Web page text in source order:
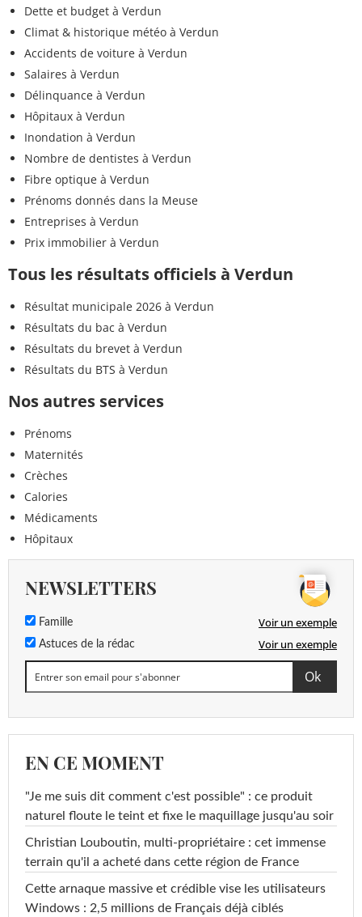
Dette et budget à Verdun
Climat & historique météo à Verdun
Accidents de voiture à Verdun
Salaires à Verdun
Délinquance à Verdun
Hôpitaux à Verdun
Inondation à Verdun
Nombre de dentistes à Verdun
Fibre optique à Verdun
Prénoms donnés dans la Meuse
Entreprises à Verdun
Prix immobilier à Verdun
Tous les résultats officiels à Verdun
Résultat municipale 2026 à Verdun
Résultats du bac à Verdun
Résultats du brevet à Verdun
Résultats du BTS à Verdun
Nos autres services
Prénoms
Maternités
Crèches
Calories
Médicaments
Hôpitaux
NEWSLETTERS
Famille Voir un exemple
Astuces de la rédac Voir un exemple
EN CE MOMENT
"Je me suis dit comment c'est possible" : ce produit
naturel floute le teint et fixe le maquillage jusqu'au soir
Christian Louboutin, multi-propriétaire : cet immense
terrain qu'il a acheté dans cette région de France
Cette arnaque massive et crédible vise les utilisateurs
Windows : 2,5 millions de Français déjà ciblés